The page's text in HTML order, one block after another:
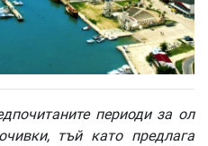
периоди за ол
, тъй като предлага